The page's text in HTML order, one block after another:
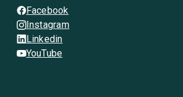
Facebook
Instagram
Linkedin
YouTube